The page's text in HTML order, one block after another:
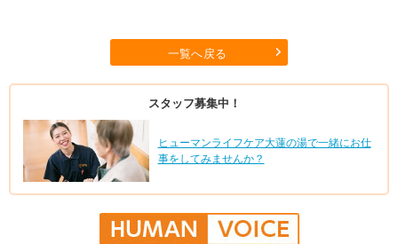
一覧へ戻る
スタッフ募集中！
ヒューマンライフケア大蓮の湯で一緒にお仕
事をしてみませんか？